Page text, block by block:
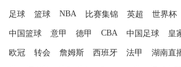
足球 篮球 NBA 比赛集锦 英超 世界杯
中国篮球 意甲 德甲 CBA 中国足球 皇
欧冠 转会 詹姆斯 西班牙 法甲 湖南直